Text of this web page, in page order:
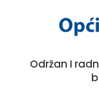
Održan I